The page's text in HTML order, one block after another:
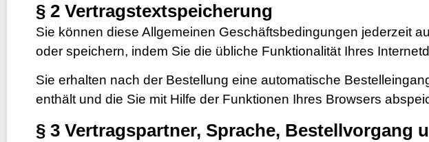
§ 2 Vertragstextspeicherung
Sie können diese Allgemeinen Geschäftsbedingungen jederzeit
oder speichern, indem Sie die übliche Funktionalität Ihres
Sie erhalten nach der Bestellung eine automatische
enthält und die Sie mit Hilfe der Funktionen Ihres Browsers
§ 3 Vertragspartner, Sprache, Bestellvorgang